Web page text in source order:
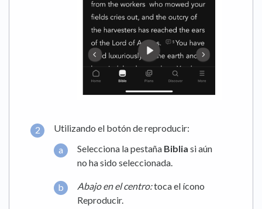
Utilizando el botón de reproducir:
Selecciona la pestaña Biblia si aún
no ha sido seleccionada.
Abajo en el centro:toca el ícono
Reproducir.